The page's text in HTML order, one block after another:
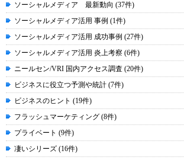
ソーシャルメディア 最新動向 (37件)
ソーシャルメディア活用 事例 (1件)
ソーシャルメディア活用 成功事例 (27件)
ソーシャルメディア活用 炎上考察 (6件)
ニールセン/VRI 国内アクセス調査 (20件)
ビジネスに役立つ予測や統計 (7件)
ビジネスのヒント (19件)
フラッシュマーケティング (8件)
プライベート (9件)
凄いシリーズ (16件)